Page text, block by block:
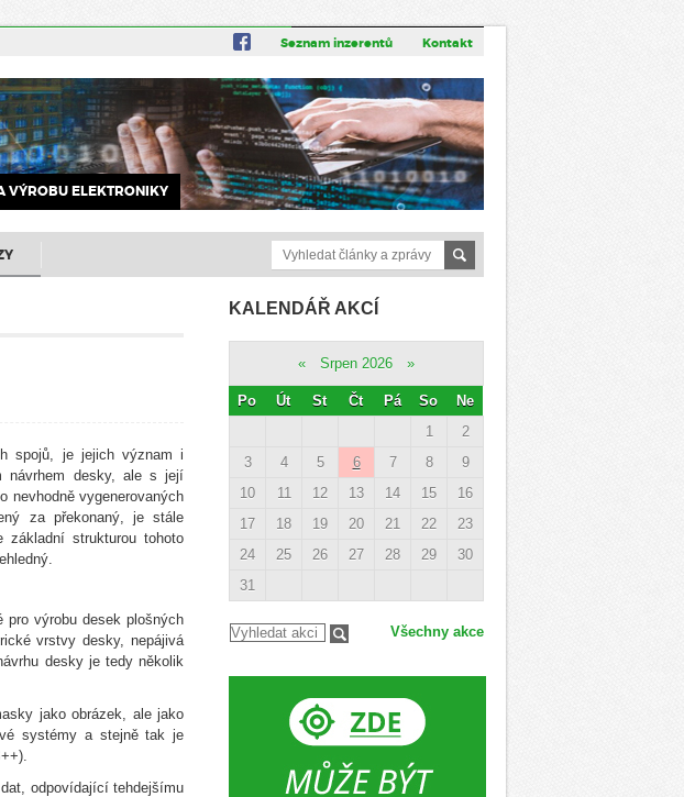
Seznam inzerentů Kontakt
VÝROBU ELEKTRONIKY
spojů, je jejich význam i
návrhem desky, ale s její
nevhodně vygenerovaných
za překonaný, je stále
strukturou tohoto
pro výrobu desek plošných
vrstvy desky, nepájivá
desky je tedy několik
jako obrázek, ale jako
systémy a stejně tak je
odpovídající tehdejšímu
KALENDÁŘ AKCÍ
« Srpen 2026 »
Po Út St Čt Pá So
Ne
1
2
3
4 5 6 7 8
9
10
11 12 13 14 15
16
17
18 19 20 21 22
23
24
25 26 27 28 29
30
31
Všechny akce